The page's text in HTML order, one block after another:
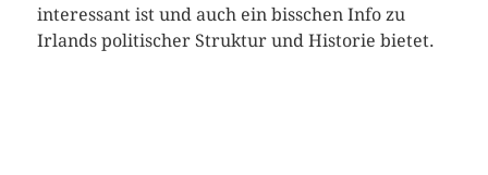
interessant ist und auch ein bisschen Info zu
Irlands politischer Struktur und Historie bietet.